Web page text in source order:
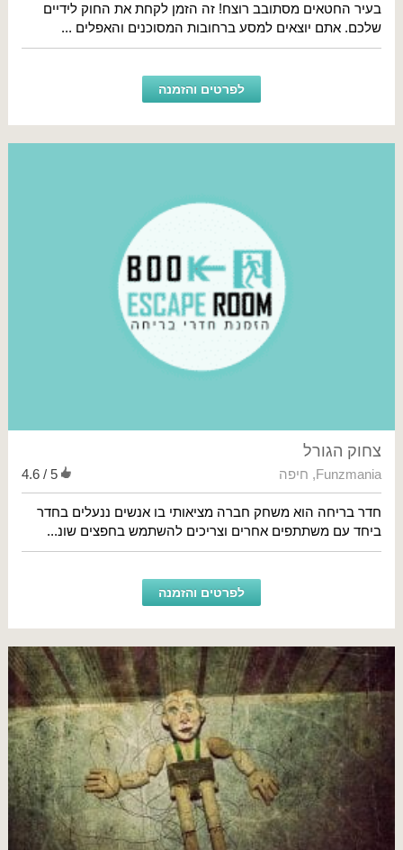
בעיר החטאים מסתובב רוצח! זה הזמן לקחת את החוק לידיים
שלכם. אתם יוצאים למסע ברחובות המסוכנים והאפלים ...
לפרטים והזמנה
צחוק הגורל
Funzmania
, חיפה 4.6 / 5
חדר בריחה הוא משחק חברה מציאותי בו אנשים ננעלים בחדר
ביחד עם משתתפים אחרים וצריכים להשתמש בחפצים שונ...
לפרטים והזמנה